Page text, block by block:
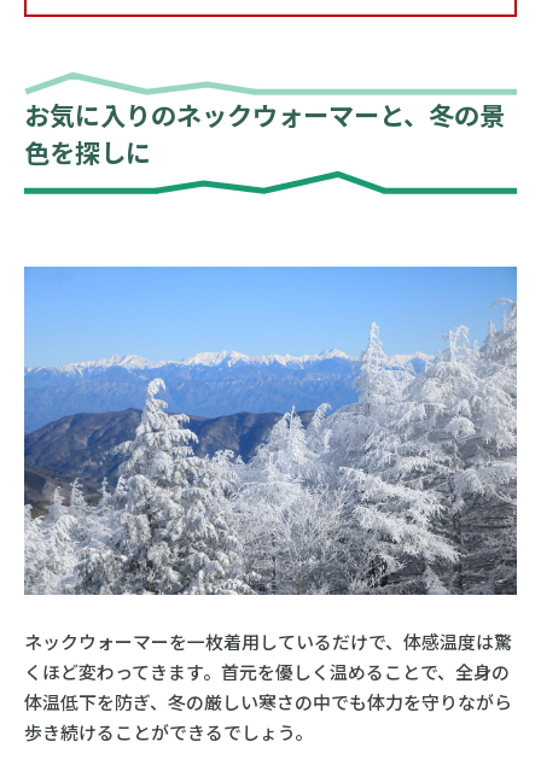
お気に入りのネックウォーマーと、冬の景
色を探しに
ネックウォーマーを一枚着用しているだけで、体感温度は驚
くほど変わってきます。首元を優しく温めることで、全身の
体温低下を防ぎ、冬の厳しい寒さの中でも体力を守りながら
歩き続けることができるでしょう。